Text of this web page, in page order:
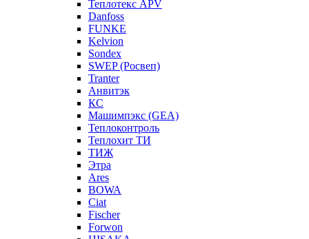
Теплотекс APV
Danfoss
FUNKE
Kelvion
Sondex
SWEP (Росвеп)
Tranter
Анвитэк
КС
Машимпэкс (GEA)
Теплоконтроль
Теплохит ТИ
ТИЖ
Этра
Ares
BOWA
Ciat
Fischer
Forwon